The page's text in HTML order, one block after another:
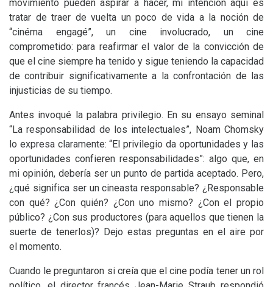
movimiento pueden aspirar a hacer, mi intención aquí es
tratar de traer de vuelta un poco de vida a la noción de
“cinéma engagé”, un cine involucrado, un cine
comprometido: para reafirmar el valor de la convicción de
que el cine siempre ha tenido y sigue teniendo la capacidad
de contribuir significativamente a la confrontación de las
injusticias de su tiempo.
Antes invoqué la palabra privilegio. En su ensayo seminal
“La responsabilidad de los intelectuales”, Noam Chomsky
lo expresa claramente: “El privilegio da oportunidades y las
oportunidades confieren responsabilidades”: algo que, en
mi opinión, debería ser un punto de partida aceptado. Pero,
¿qué significa ser un cineasta responsable? ¿Responsable
con qué? ¿Con quién? ¿Con uno mismo? ¿Con el propio
público? ¿Con sus productores (para aquellos que tienen la
suerte de tenerlos)? Dejo estas preguntas en el aire por
el momento.
Cuando le preguntaron si creía que el cine podía tener un rol